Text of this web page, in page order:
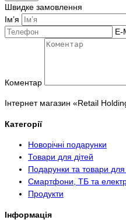
Швидке замовлення
Ім’я
E-
Коментар
Інтернет магазин «Retail
Категорії
Новорічні подарунки
Товари для дітей
Подарунки та товари для
Смартфони, ТБ та
Продукти
Інформація